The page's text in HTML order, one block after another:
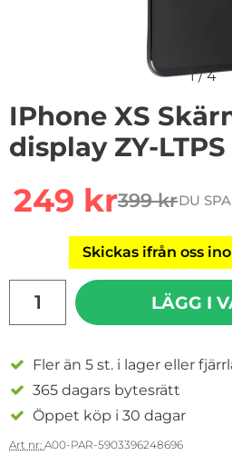
1/4
IPhone XS
display ZY-LTPS
rea pris
249 krtidigare
399 krDU
Skickas ifrån oss
LÄGG I
Fler än 5 st. i lager eller
365 dagars bytesrätt
Öppet köp i 30 dagar
Art nr: A00-PAR-5903396248696